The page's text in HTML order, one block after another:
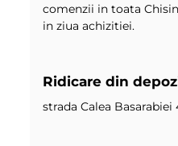
comenzii in toata
in ziua achizitiei.
Ridicare din
strada Calea Basarabiei